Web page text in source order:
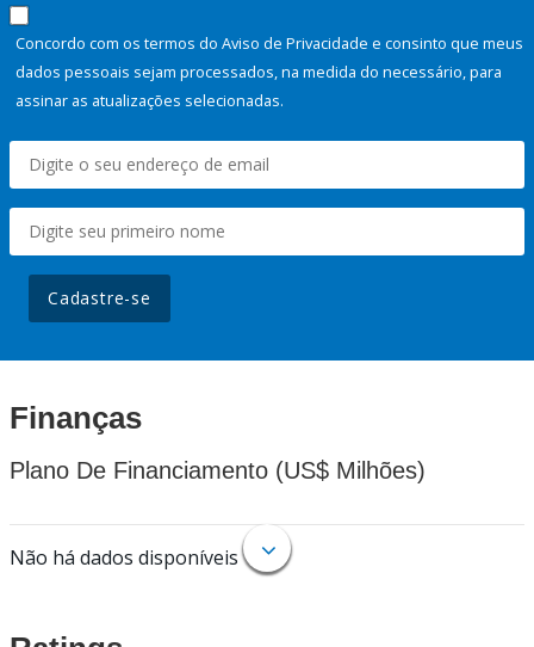
Concordo com os termos do Aviso de Privacidade e consinto que meus
dados pessoais sejam processados, na medida do necessário, para
assinar as atualizações selecionadas.
Cadastre-se
Finanças
Plano De Financiamento (US$ Milhões)
Não há dados disponíveis